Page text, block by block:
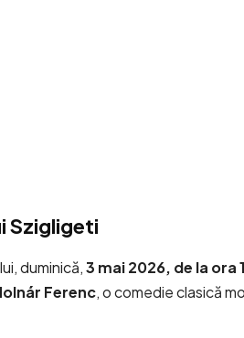
Szigligeti
duminică,3 mai 2026, de la ora
Ferenc, o comedie clasică